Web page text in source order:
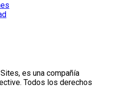
es una compañía
Todos los derechos